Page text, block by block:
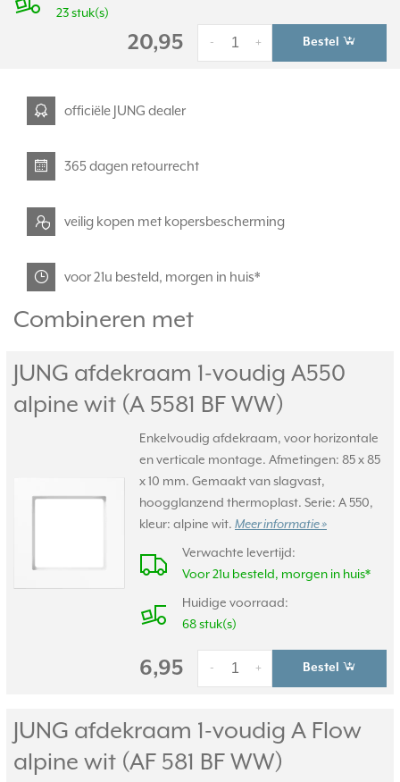
23 stuk(s)
20,95 +
- Bestel
officiële JUNG dealer
365 dagen retourrecht
veilig kopen met kopersbescherming
voor 21u besteld, morgen in huis*
Combineren met
JUNG afdekraam 1-voudig A550
alpine wit (A 5581 BF WW)
Enkelvoudig afdekraam, voor horizontale
en verticale montage. Afmetingen: 85 x 85
x 10 mm. Gemaakt van slagvast,
hoogglanzend thermoplast. Serie: A 550,
kleur: alpine wit. Meer informatie »
Verwachte levertijd:
Voor 21u besteld, morgen in huis*
Huidige voorraad:
68 stuk(s)
6,95 +
- Bestel
JUNG afdekraam 1-voudig A Flow
alpine wit (AF 581 BF WW)